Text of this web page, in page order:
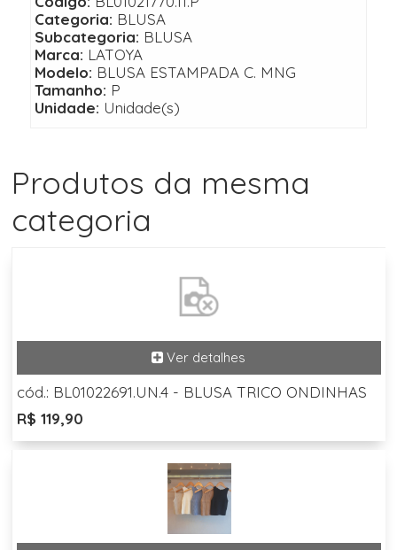
Categoria: BLUSA
Subcategoria: BLUSA
Marca: LATOYA
Modelo: BLUSA ESTAMPADA C. MNG
Tamanho: P
Unidade: Unidade(s)
Produtos da mesma
categoria
cód.: BL01022691.UN.4 - BLUSA TRICO ONDINHAS
R$ 119,90